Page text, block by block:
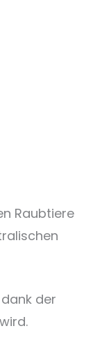
Raubtiere
der